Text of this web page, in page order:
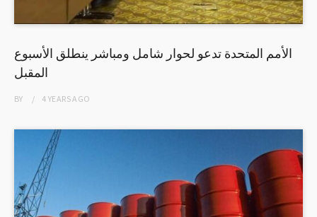
الأمم المتحدة تدعو لحوار شامل ومباشر ينطلق الأسبوع
المقبل
BY 4 YEARSAGO